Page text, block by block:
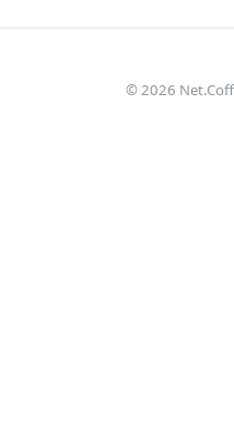
© 2026